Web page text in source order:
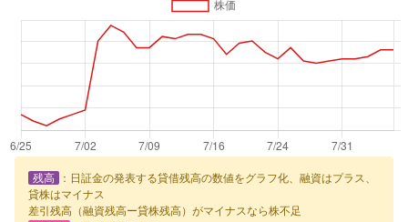
残高
：日証金の発表する貸借残高の数値をグラフ化、融資はプラス、
貸株はマイナス
差引残高（融資残高ー貸株残高）がマイナスなら株不足